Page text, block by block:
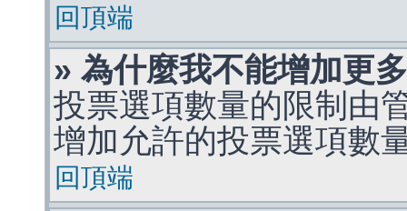
回頂端
» 為什麼我不能增加更
投票選項數量的限制由
增加允許的投票選項數
回頂端